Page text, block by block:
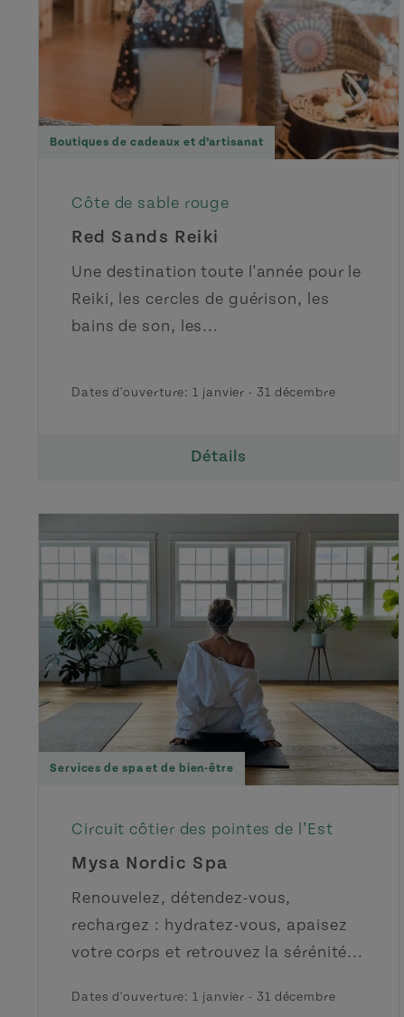
Boutiques de cadeaux et d’artisanat
Côte de sable rouge
Red Sands Reiki
Une destination toute l'année pour le
Reiki, les cercles de guérison, les
bains de son, les...
Dates d'ouverture:1 janvier - 31 décembre
Détails
Services de spa et de bien-être
Circuit côtier des pointes de l’Est
Mysa Nordic Spa
Renouvelez, détendez-vous,
rechargez : hydratez-vous, apaisez
votre corps et retrouvez la sérénité...
Dates d'ouverture:1 janvier - 31 décembre